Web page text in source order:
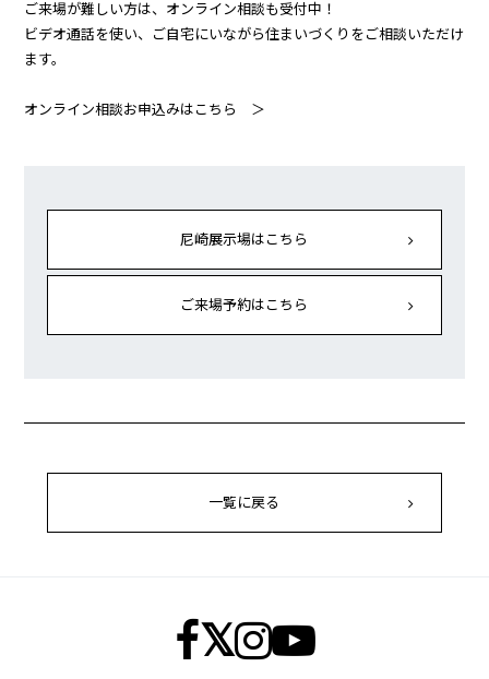
ご来場が難しい方は、オンライン相談も受付中！
ビデオ通話を使い、ご自宅にいながら住まいづくりをご相談いただけ
ます。
オンライン相談お申込みはこちら ＞
尼崎展示場はこちら
ご来場予約はこちら
一覧に戻る